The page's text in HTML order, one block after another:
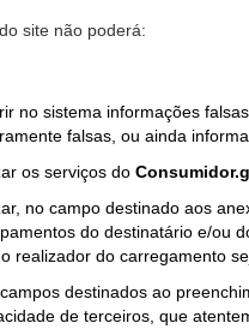
site não poderá:
no sistema informações
falsas, ou ainda
os serviços do
no campo destinado aos
do destinatário e/ou
realizador do carregamento
destinados ao
de terceiros, que